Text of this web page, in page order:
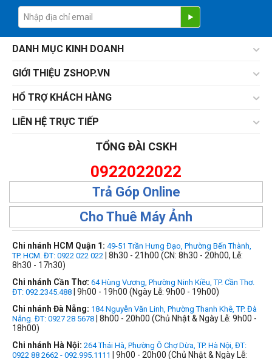
DANH MỤC KINH DOANH
GIỚI THIỆU ZSHOP.VN
HỔ TRỢ KHÁCH HÀNG
LIÊN HỆ TRỰC TIẾP
TỔNG ĐÀI CSKH
0922022022
Trả Góp Online
Cho Thuê Máy Ảnh
Chi nhánh HCM Quận 1: 49-51 Trần Hưng Đạo, Phường Bến Thành,
TP. HCM. ĐT: 0922 022 022 | 8h30 - 21h00 (CN: 8h30 - 20h00, Lễ:
8h30 - 17h30)
Chi nhánh Cần Thơ: 64 Hùng Vương, Phường Ninh Kiều, TP. Cần Thơ.
ĐT: 092.2345.488 | 9h00 - 19h00 (Ngày Lễ: 9h00 - 19h00)
Chi nhánh Đà Nẵng: 184 Nguyễn Văn Linh, Phường Thanh Khê, TP. Đà
Nẵng. ĐT: 0927 28 5678 | 8h00 - 20h00 (Chủ Nhật & Ngày Lễ: 9h00 -
18h00)
Chi nhánh Hà Nội: 264 Thái Hà, Phường Ô Chợ Dừa, TP. Hà Nội, ĐT:
0922 88 2662 - 092.995.1111
| 9h00 - 20h00 (Chủ Nhật & Ngày Lễ: